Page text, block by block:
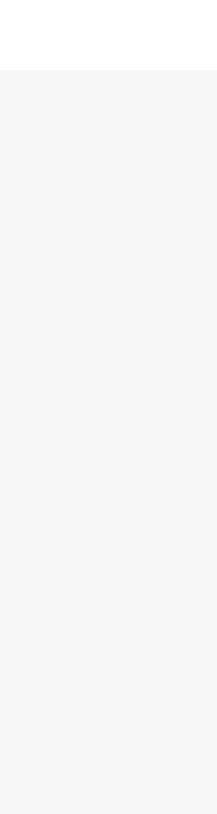
интерьеру.
Мощность 16 Вт
Отличный
и стиль.